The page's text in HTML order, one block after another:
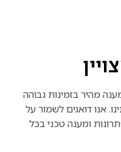
מהיר בזמינות גבוהה
אנו דואגים לשמור על
ומענה טכני בכל